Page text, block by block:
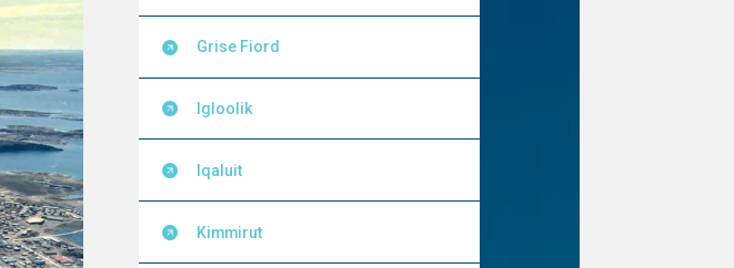
Grise Fiord
Igloolik
Iqaluit
Kimmirut